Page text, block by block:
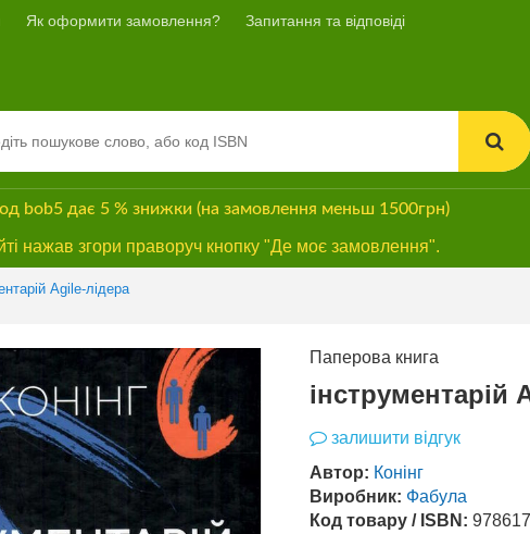
Як оформити замовлення? Запитання та відповіді
bob5 дає 5 % знижки (на замовлення меньш 1500грн)
нажав згори праворуч кнопку "Де моє замовлення".
Аgile-лідера
БЕЗКОШТОВНА
ДОСТАВКА*
Паперова книга
інструментарій
залишити відгук
Автор: Конінг
Виробник: Фабула
Код товару / ISBN: